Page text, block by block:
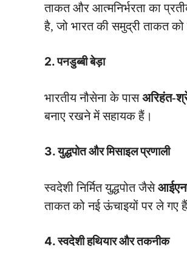
ताकत और आत्मनिर्भरता का
है, जो भारत की समुद्री ताकत को
2.पनडुब्बी बेड़ा
भारतीय नौसेना के पासअरिहंत-
बनाए रखने में सहायक हैं।
3.युद्धपोत और मिसाइल प्रणाली
स्वदेशी निर्मित युद्धपोत जैसे
ताकत को नई ऊंचाइयों पर ले गए
4.स्वदेशी हथियार और तकनीक